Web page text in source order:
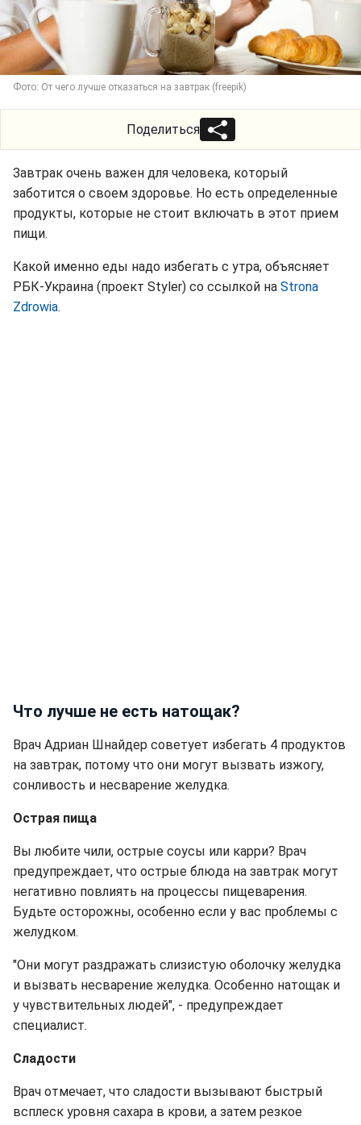
Фото: От чего лучше отказаться на завтрак (freepik)
Поделиться
Завтрак очень важен для человека, который
заботится о своем здоровье. Но есть определенные
продукты, которые не стоит включать в этот прием
пищи.
Какой именно еды надо избегать с утра, объясняет
РБК-Украина (проект Styler) со ссылкой на Strona
Zdrowia.
Что лучше не есть натощак?
Врач Адриан Шнайдер советует избегать 4 продуктов
на завтрак, потому что они могут вызвать изжогу,
сонливость и несварение желудка.
Острая пища
Вы любите чили, острые соусы или карри? Врач
предупреждает, что острые блюда на завтрак могут
негативно повлиять на процессы пищеварения.
Будьте осторожны, особенно если у вас проблемы с
желудком.
"Они могут раздражать слизистую оболочку желудка
и вызвать несварение желудка. Особенно натощак и
у чувствительных людей", - предупреждает
специалист.
Сладости
Врач отмечает, что сладости вызывают быстрый
всплеск уровня сахара в крови, а затем резкое